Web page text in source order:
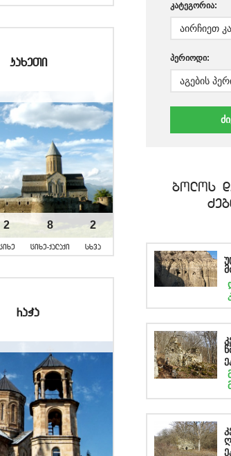
kaxeTi
2
cixe
8
cixe-qalaqi
2
sxva
raWa
კატეგორია:
პერიოდი:
bolos